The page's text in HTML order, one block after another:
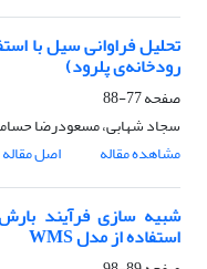
تحلیل فراوانی سیل با
رودخانه‌ی پلرود)
صفحه77-88
سجاد شهابی، مسعودرضا
مشاهده مقاله
اصل مقاله
شبیه سازی فرآیند
استفاده از مدل WMS